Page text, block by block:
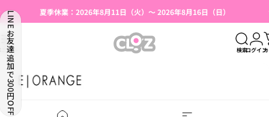
夏季休業：2026年8月11日（火）～ 2026年8月16日（日）
【本店限定】会員登録で500円OFFクーポン
湯たんぽ使用上のご注意（はじめての方へ）
スライドショーを一時停止
ュー CLO'Z｜クロッツ公式 検索ログイン
LINEお友達追加で300円OFF